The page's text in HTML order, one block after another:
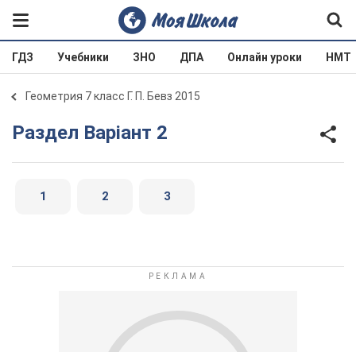
ГДЗ Учебники ЗНО ДПА Онлайн уроки НМТ
Геометрия 7 класс Г. П. Бевз 2015
Раздел Варіант 2
1 2 3